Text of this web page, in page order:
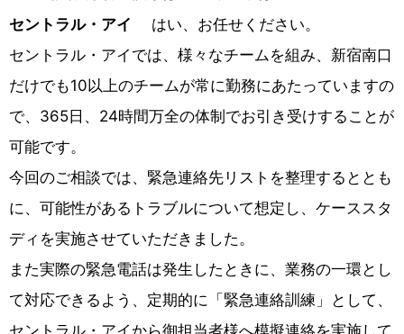
セントラル・アイ
はい、お任せください。
セントラル・アイでは、様々なチームを組み、新宿南口
だけでも10以上のチームが常に勤務にあたっていますの
で、365日、24時間万全の体制でお引き受けすることが
可能です。
今回のご相談では、緊急連絡先リストを整理するととも
に、可能性があるトラブルについて想定し、ケーススタ
ディを実施させていただきました。
また実際の緊急電話は発生したときに、業務の一環とし
て対応できるよう、定期的に「緊急連絡訓練」として、
セントラル・アイから御担当者様へ模擬連絡を実施して